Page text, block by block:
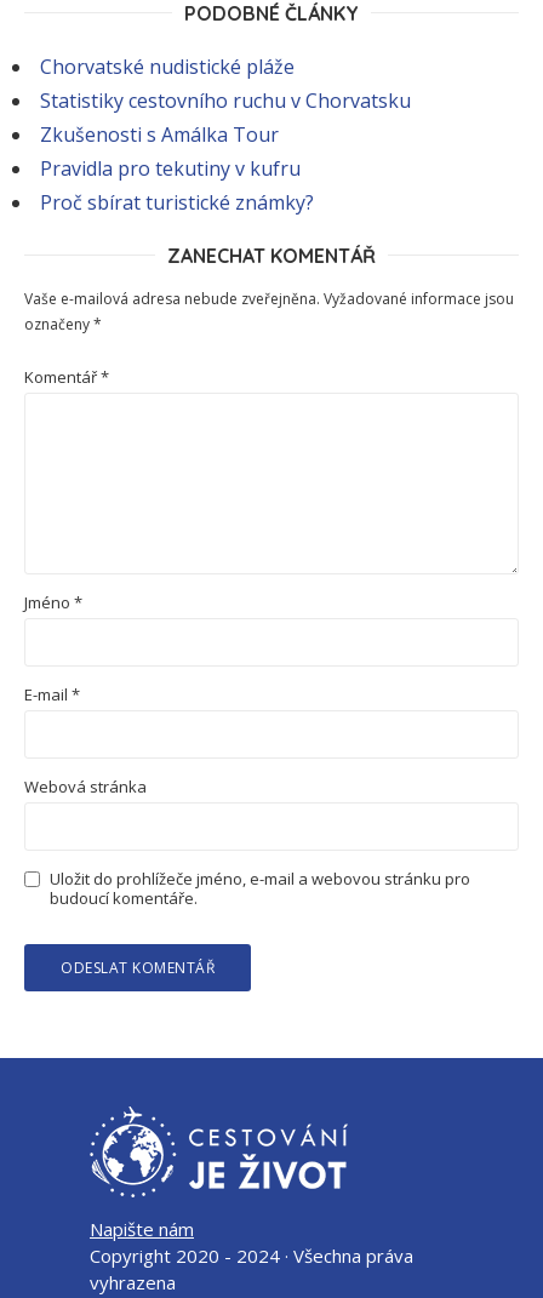
PODOBNÉ ČLÁNKY
Chorvatské nudistické pláže
Statistiky cestovního ruchu v Chorvatsku
Zkušenosti s Amálka Tour
Pravidla pro tekutiny v kufru
Proč sbírat turistické známky?
ZANECHAT KOMENTÁŘ
Vaše e-mailová adresa nebude zveřejněna. Vyžadované informace jsou
označeny*
Komentář*
Jméno *
E-mail *
Webová stránka
Uložit do prohlížeče jméno, e-mail a webovou stránku pro
budoucí komentáře.
Napište nám
Copyright 2020 - 2024 · Všechna práva
vyhrazena